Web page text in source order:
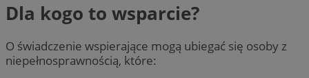
Dla kogo to wsparcie?
O świadczenie wspierające mogą ubiegać się osoby z
niepełnosprawnością, które: